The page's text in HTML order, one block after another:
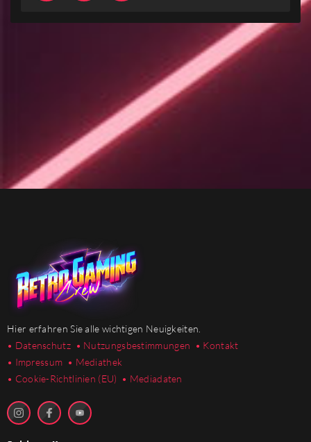
Hier erfahren Sie alle wichtigen Neuigkeiten.
• Datenschutz • Nutzungsbestimmungen • Kontakt
• Impressum • Mediathek
• Cookie-Richtlinien (EU) • Mediadaten